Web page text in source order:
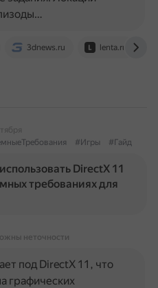
3dnews.ru lenta.ru
#Игры #Гайд
DirectX 11
требованиях для
неточности
под DirectX 11, что
графических